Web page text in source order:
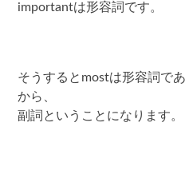
importantは形容詞です。
そうするとmostは形容詞で
から、
副詞ということになります。